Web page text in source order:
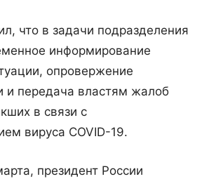
что в задачи подразделения
информирование
опровержение
и передача властям жалоб
в связи с
вируса COVID-19.
президент России